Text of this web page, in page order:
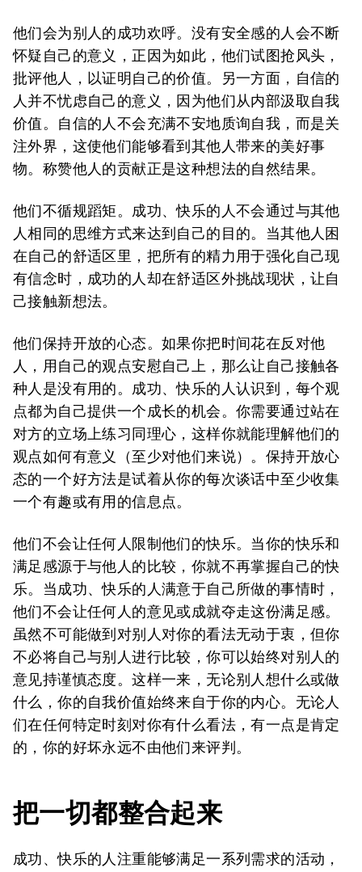
他们会为别人的成功欢呼。没有安全感的人会不断
怀疑自己的意义，正因为如此，他们试图抢风头，
批评他人，以证明自己的价值。另一方面，自信的
人并不忧虑自己的意义，因为他们从内部汲取自我
价值。自信的人不会充满不安地质询自我，而是关
注外界，这使他们能够看到其他人带来的美好事
物。称赞他人的贡献正是这种想法的自然结果。
他们不循规蹈矩。成功、快乐的人不会通过与其他
人相同的思维方式来达到自己的目的。当其他人困
在自己的舒适区里，把所有的精力用于强化自己现
有信念时，成功的人却在舒适区外挑战现状，让自
己接触新想法。
他们保持开放的心态。如果你把时间花在反对他
人，用自己的观点安慰自己上，那么让自己接触各
种人是没有用的。成功、快乐的人认识到，每个观
点都为自己提供一个成长的机会。你需要通过站在
对方的立场上练习同理心，这样你就能理解他们的
观点如何有意义（至少对他们来说）。保持开放心
态的一个好方法是试着从你的每次谈话中至少收集
一个有趣或有用的信息点。
他们不会让任何人限制他们的快乐。当你的快乐和
满足感源于与他人的比较，你就不再掌握自己的快
乐。当成功、快乐的人满意于自己所做的事情时，
他们不会让任何人的意见或成就夺走这份满足感。
虽然不可能做到对别人对你的看法无动于衷，但你
不必将自己与别人进行比较，你可以始终对别人的
意见持谨慎态度。这样一来，无论别人想什么或做
什么，你的自我价值始终来自于你的内心。无论人
们在任何特定时刻对你有什么看法，有一点是肯定
的，你的好坏永远不由他们来评判。
把一切都整合起来
成功、快乐的人注重能够满足一系列需求的活动，